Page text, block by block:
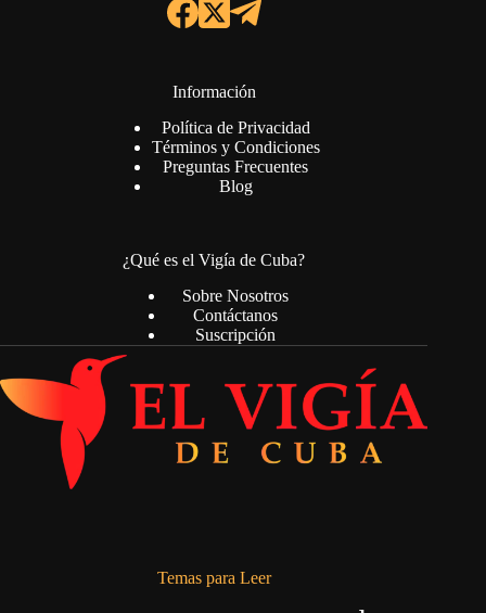
Información
Política de Privacidad
Términos y Condiciones
Preguntas Frecuentes
Blog
¿Qué es el Vigía de Cuba?
Sobre Nosotros
Contáctanos
Suscripción
Temas para Leer